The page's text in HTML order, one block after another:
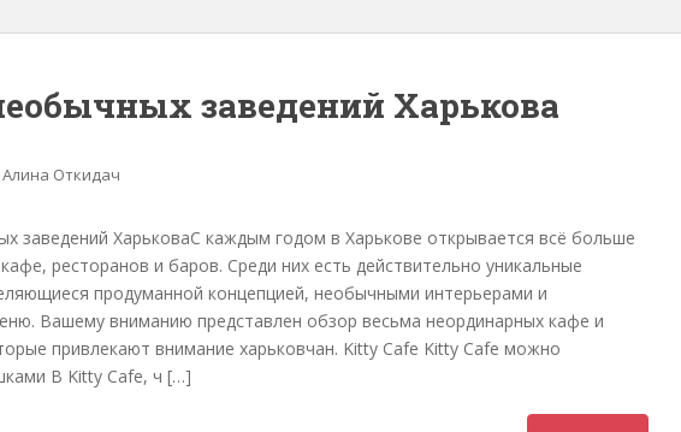
заведений Харькова
Алина Откидач
заведений ХарьковаС каждым годом в Харькове открывается всё больше
ресторанов и баров. Среди них есть действительно уникальные
продуманной концепцией, необычными интерьерами и
Вашему вниманию представлен обзор весьма неординарных кафе и
привлекают внимание харьковчан. Kitty Сafe Kitty Сafe можно
В Kitty Сafe, ч […]